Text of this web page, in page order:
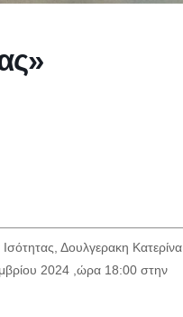
Δουλγερακη Κατερίνα
2024 ,ώρα 18:00 στην